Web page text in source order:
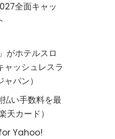
全面キャッ
がホテルスロ
ャッシュレスラ
パン）
い手数料を最
天カード）
for Yahoo!